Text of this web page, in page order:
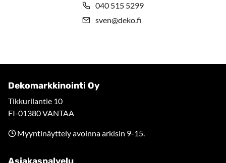
040 515 5299
sven@deko.fi
Dekomarkkinointi Oy
Tikkurilantie 10
FI-01380 VANTAA
Myyntinäyttely avoinna arkisin 9-15.